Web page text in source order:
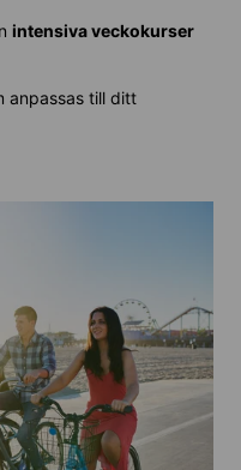
intensiva veckokurser
anpassas till ditt